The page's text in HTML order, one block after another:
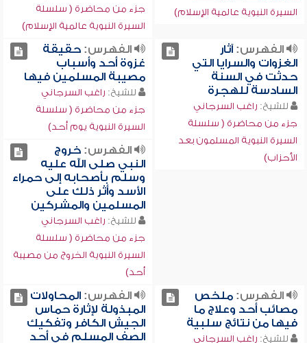
السيرة النبوية عالمية الإسلام)
جزء من محاضرة ( سلسلة
السيرة النبوية عالمية الإسلام)
الفهرس:آثار
الغزوات والسرايا التي
حدثت في السنة
السادسة للهجرة
للشيخ: راغب السرجاني
جزء من محاضرة ( سلسلة
السيرة النبوية المسلمون بعد
الأحزاب)
الفهرس:حقيقة
غزوة أحد وأسباب
مصيبة المسلمين فيها
للشيخ: راغب السرجاني
جزء من محاضرة ( سلسلة
السيرة النبوية يوم أحد)
الفهرس:خروج
النبي صلى الله عليه
وسلم بأصحابه إلى حمراء
الأسد وأثر ذلك على
المسلمين والمشركين
للشيخ: راغب السرجاني
جزء من محاضرة ( سلسلة
السيرة النبوية الخروج من مصيبة
أحد)
الفهرس:ملخص
مصائب أحد وعلاج ما
فيها من نتائج سلبية
للشيخ: راغب السرجاني
الفهرس:المحاولات
المبذولة لإثارة حماس
الجيش الكافر وتفكيك
الصف المسلم في أحد